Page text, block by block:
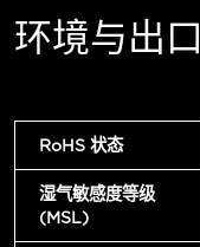
环境与出口
RoHS 状态
湿气敏感度等级
(MSL)